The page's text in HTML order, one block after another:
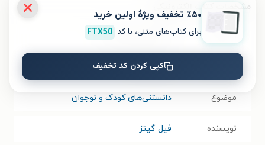
مشخصات کتاب الکترونیکی
نام کتاب فسیل های اسرارآمیز
علوم ترسناک
موضوع دانستنی‌های کودک و نوجوان
نویسنده فیل گیتز
٪۵۰ تخفیف ویژۀ اولین خرید
برای کتاب‌های متنی، با کد FTX50
کپی کردن کد تخفیف